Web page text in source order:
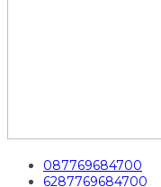
087769684700
6287769684700